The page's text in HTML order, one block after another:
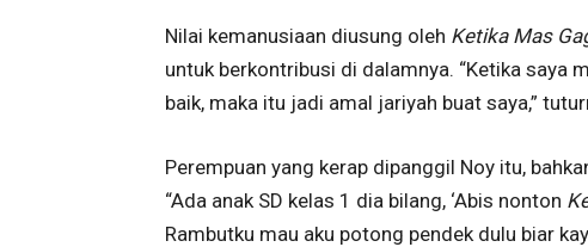
Nilai kemanusiaan diusung oleh Ketika Mas
untuk berkontribusi di dalamnya. “Ketika
baik, maka itu jadi amal jariyah buat saya,”
Perempuan yang kerap dipanggil Noy itu,
“Ada anak SD kelas 1 dia bilang, ‘Abis nonton
Rambutku mau aku potong pendek dulu biar